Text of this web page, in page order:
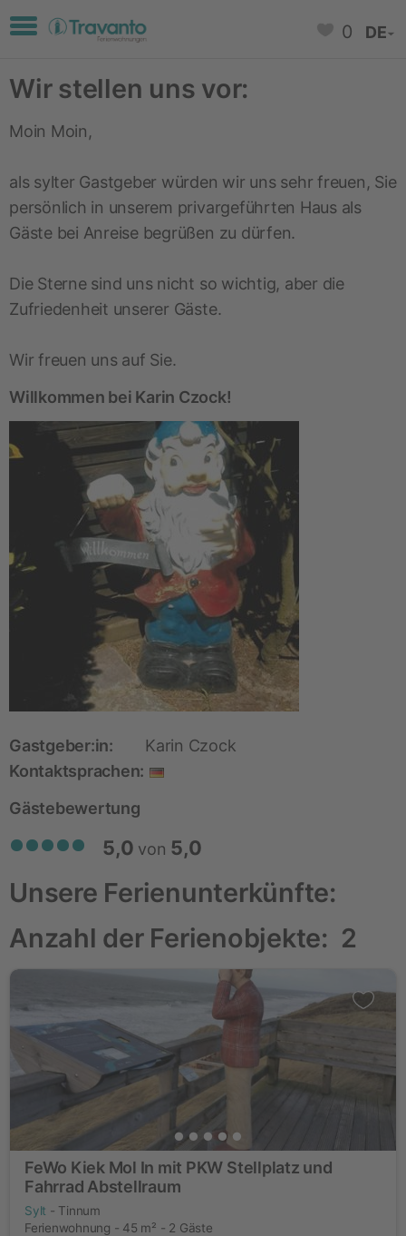
Toggle navigation DE
0
Wir stellen uns vor:
Moin Moin,
als sylter Gastgeber würden wir uns sehr freuen, Sie
persönlich in unserem privargeführten Haus als
Gäste bei Anreise begrüßen zu dürfen.
Die Sterne sind uns nicht so wichtig, aber die
Zufriedenheit unserer Gäste.
Wir freuen uns auf Sie.
Willkommen bei Karin Czock!
Gastgeber:in:
Karin Czock
Kontaktsprachen:
Gästebewertung
5,0 von 5,0
Unsere Ferienunterkünfte:
Anzahl der Ferienobjekte: 2
FeWo Kiek Mol In mit PKW Stellplatz und
Fahrrad Abstellraum
Sylt - Tinnum
Ferienwohnung - 45 m² - 2 Gäste